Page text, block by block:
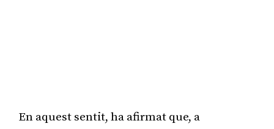
En aquest sentit, ha afirmat que, a